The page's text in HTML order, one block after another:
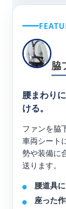
脇
腰まわり
ける。
ファンを脇
車両シート
勢や装備に
送ります。
腰道具
座った